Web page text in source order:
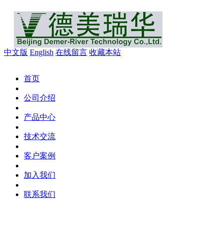
中文版 English 在线留言 收藏本站
首页
公司介绍
产品中心
技术交流
客户案例
加入我们
联系我们